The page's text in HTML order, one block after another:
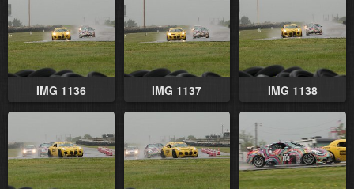
IMG 1136 IMG 1137 IMG 1138